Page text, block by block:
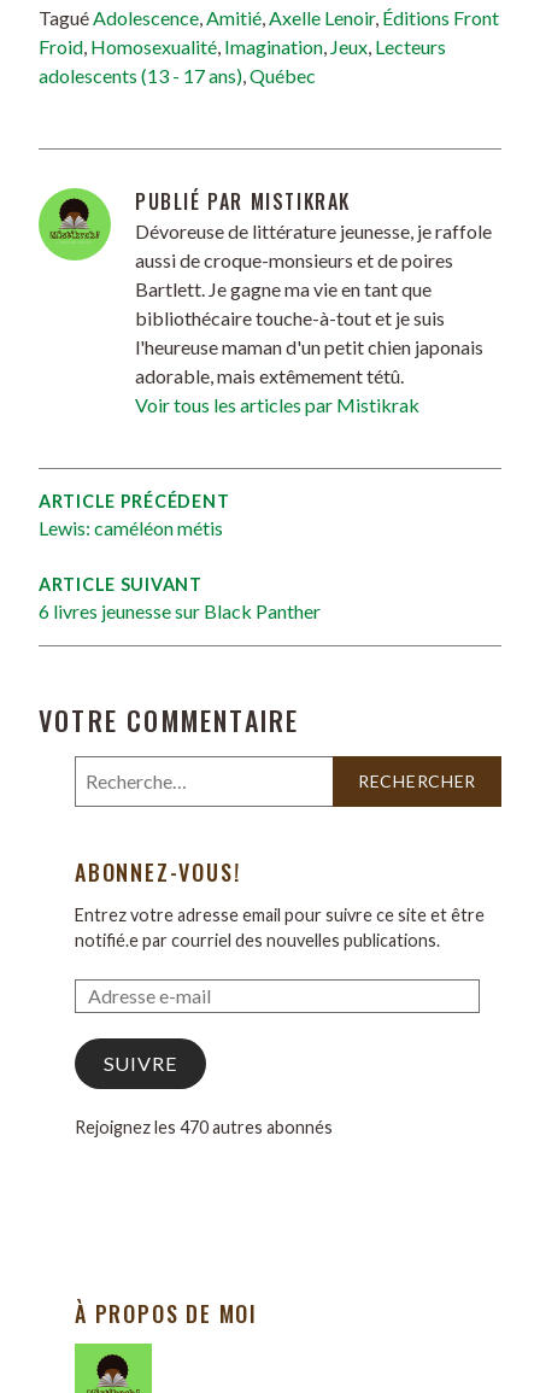
Tagué Adolescence Amitié Axelle Lenoir, Éditions Front
Froid Homosexualité Imagination Jeux Lecteurs
adolescents (13 - 17 ans) Québec
PUBLIÉ PAR MISTIKRAK
Dévoreuse de littérature jeunesse, je raffole
aussi de croque-monsieurs et de poires
Bartlett. Je gagne ma vie en tant que
bibliothécaire touche-à-tout et je suis
l'heureuse maman d'un petit chien japonais
adorable, mais extêmement tétû.
Voir tous les articles par Mistikrak
ARTICLE PRÉCÉDENT
Lewis: caméléon métis
ARTICLE SUIVANT
6 livres jeunesse sur Black Panther
VOTRE COMMENTAIRE
ABONNEZ-VOUS!
Entrez votre adresse email pour suivre ce site et être
notifié.e par courriel des nouvelles publications.
SUIVRE
Rejoignez les 470 autres abonnés
À PROPOS DE MOI